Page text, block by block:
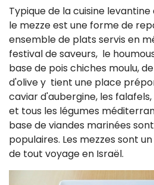
Typique de la cuisine
le mezze est une forme de
ensemble de plats servis en
festival de saveurs, le
base de pois chiches moulu,
d'olive y tient une place
caviar d'aubergine, les falafels,
et tous les légumes
base de viandes marinées
populaires. Les mezzes sont
de tout voyage en Israël.